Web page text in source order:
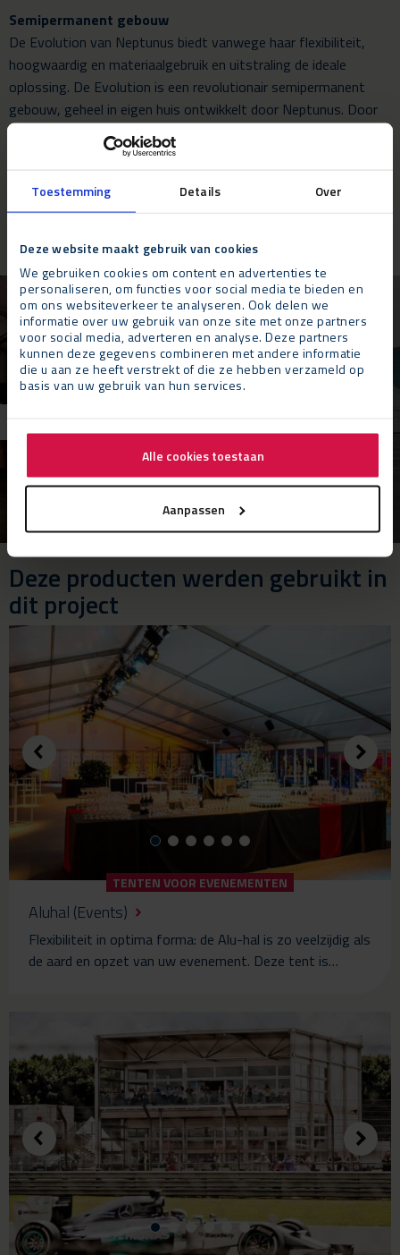
Toestemming Details Over
Deze website maakt gebruik van cookies
We gebruiken cookies om content en advertenties te
personaliseren, om functies voor social media te bieden en
om ons websiteverkeer te analyseren. Ook delen we
informatie over uw gebruik van onze site met onze partners
voor social media, adverteren en analyse. Deze partners
kunnen deze gegevens combineren met andere informatie
die u aan ze heeft verstrekt of die ze hebben verzameld op
basis van uw gebruik van hun services.
Alle cookies toestaan
Aanpassen
Semipermanent gebouw
De Evolution van Neptunus biedt vanwege haar flexibiliteit,
hoogwaardig en materiaalgebruik en uitstraling de ideale
oplossing. De Evolution is een revolutionair semipermanent
gebouw, geheel in eigen huis ontwikkelt door Neptunus. Door
het materiaalgebruik, grote vrije overspanning, onbeperkte
lengte en flexibiliteit in uitvoering is de Evolution voor vrijwel
iedere toepassing geschikt. Naast het gebruik als entree en
tijdelijke beurshal, wordt er in deEvolution
van Neptunus ook
een tijdelijk restaurant ondergebracht.
Deze producten werden gebruikt in
dit project
TENTEN VOOR EVENEMENTEN
Aluhal (Events)
Flexibiliteit in optima forma: de Alu-hal is zo veelzijdig als
de aard en opzet van uw evenement. Deze tent is…